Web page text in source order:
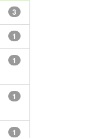
3
1
1
1
1